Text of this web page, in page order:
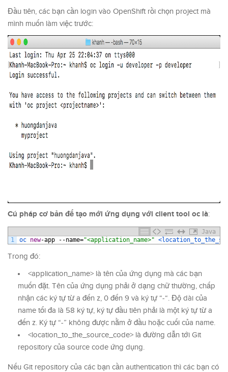
Đầu tiên, các bạn cần login vào OpenShift rồi chọn project mà
mình muốn làm việc trước:
Cú pháp cơ bản để tạo mới ứng dụng với client tool oc là:
Java
1
oc new-app --name="<application_name>"
Trong đó:
<application_name> là tên của ứng dụng mà các bạn
muốn đặt. Tên của ứng dụng phải ở dạng chữ thường, chấp
nhận các ký tự từ a đến z, 0 đến 9 và ký tự “-“. Độ dài của
name tối đa là 58 ký tự, ký tự đầu tiên phải là một ký tự từ a
đến z. Ký tự “-” không được nằm ở đầu hoặc cuối của name.
<location_to_the_source_code> là đường dẫn tới Git
repository của source code ứng dụng.
Nếu Git repository của các bạn cần authentication thì các bạn có